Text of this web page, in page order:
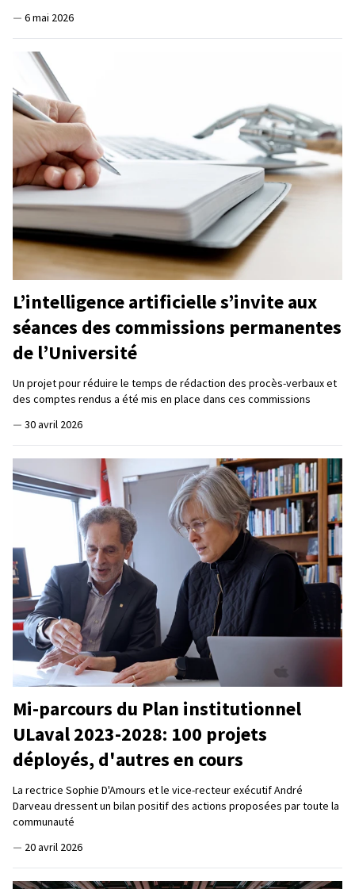
— 6 mai 2026
L’intelligence artificielle s’invite aux
séances des commissions permanentes
de l’Université
Un projet pour réduire le temps de rédaction des procès-verbaux et
des comptes rendus a été mis en place dans ces commissions
— 30 avril 2026
Mi-parcours du Plan institutionnel
ULaval 2023-2028: 100 projets
déployés, d'autres en cours
La rectrice Sophie D'Amours et le vice-recteur exécutif André
Darveau dressent un bilan positif des actions proposées par toute la
communauté
— 20 avril 2026